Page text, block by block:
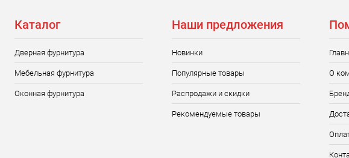
Каталог
Дверная фурнитура
Мебельная фурнитура
Оконная фурнитура
Наши предложения
Новинки
Популярные товары
Распродажи и скидки
Рекомендуемые товары
О